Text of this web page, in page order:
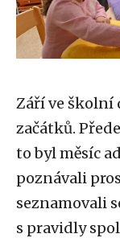
Září ve školní
začátků.
to byl měsíc
poznávali
seznamovali
s pravidly